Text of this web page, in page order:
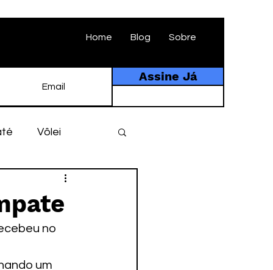
Home Blog Sobre
Assine Já
Vôlei
História
amador
no
um